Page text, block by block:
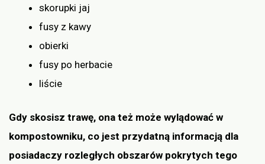
skorupki jaj
fusy z kawy
obierki
fusy po herbacie
liście
Gdy skosisz trawę, ona też może wylądować w
kompostowniku, co jest przydatną informacją dla
posiadaczy rozległych obszarów pokrytych tego